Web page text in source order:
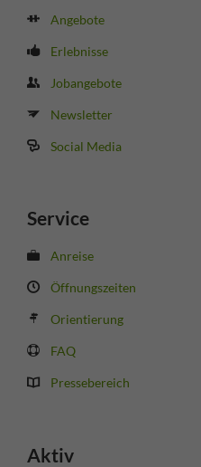
Angebote
Erlebnisse
Jobangebote
Newsletter
Social Media
Service
Anreise
Öffnungszeiten
Orientierung
FAQ
Pressebereich
Aktiv